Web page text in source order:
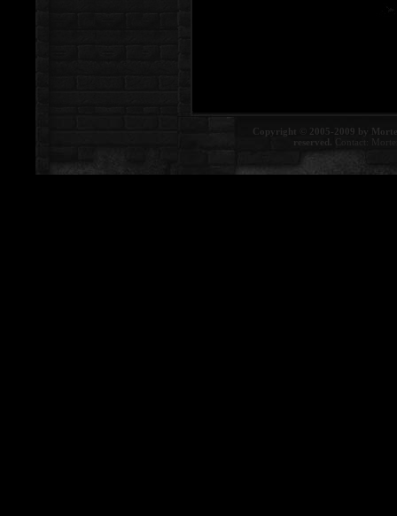
Copyright © 2005-2009 by
reserved. Contact: